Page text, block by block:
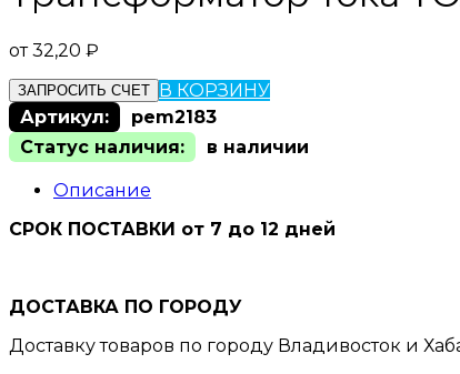
от32,20 ₽
ЗАПРОСИТЬ СЧЕТ В КОРЗИНУ
Артикул:
pem2183
Статус наличия:
в наличии
Описание
СРОК ПОСТАВКИ от 7 до 12 дней
ДОСТАВКА ПО ГОРОДУ
Доставку товаров по городу Владивосток и